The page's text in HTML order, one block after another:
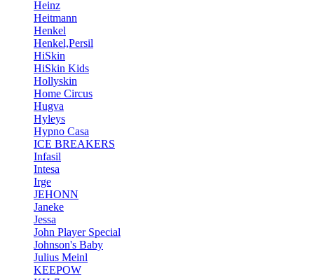
Heinz
Heitmann
Henkel
Henkel,Persil
HiSkin
HiSkin Kids
Hollyskin
Home Circus
Hugva
Hyleys
Hypno Casa
ICE BREAKERS
Infasil
Intesa
Irge
JEHONN
Janeke
Jessa
John Player Special
Johnson's Baby
Julius Meinl
KEEPOW